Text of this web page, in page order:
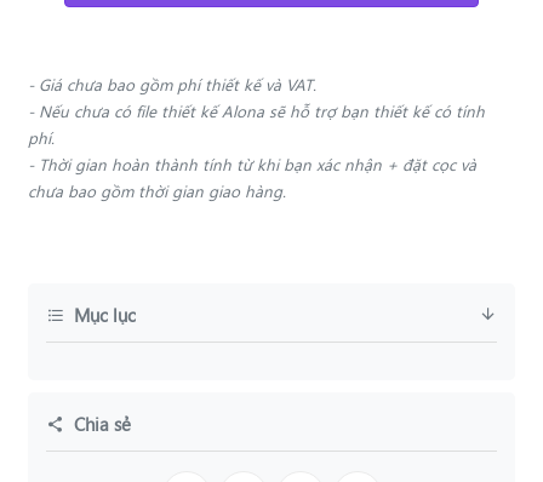
- Giá chưa bao gồm phí thiết kế và VAT.
- Nếu chưa có file thiết kế Alona sẽ hỗ trợ bạn thiết kế có tính
phí.
- Thời gian hoàn thành tính từ khi bạn xác nhận + đặt cọc và
chưa bao gồm thời gian giao hàng.
Mục lục
Chia sẻ